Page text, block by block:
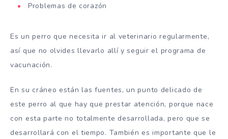
Problemas de corazón
Es un perro que necesita ir al veterinario regularmente,
así que no olvides llevarlo allí y seguir el programa de
vacunación.
En su cráneo están las fuentes, un punto delicado de
este perro al que hay que prestar atención, porque nace
con esta parte no totalmente desarrollada, pero que se
desarrollará con el tiempo. También es importante que le